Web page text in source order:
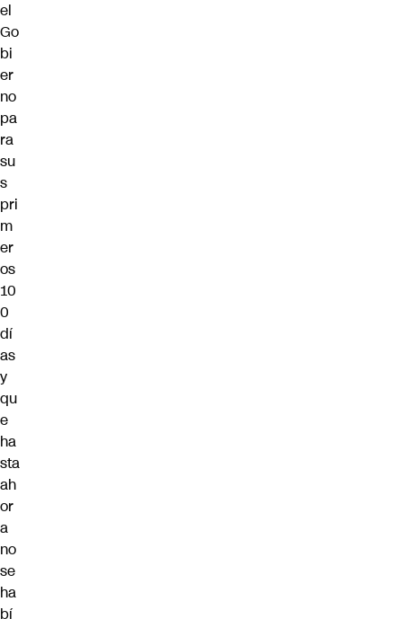
el
Go
bi
er
no
pa
ra
su
s
pri
m
er
os
10
0
dí
as
y
qu
e
ha
sta
ah
or
a
no
se
ha
bí